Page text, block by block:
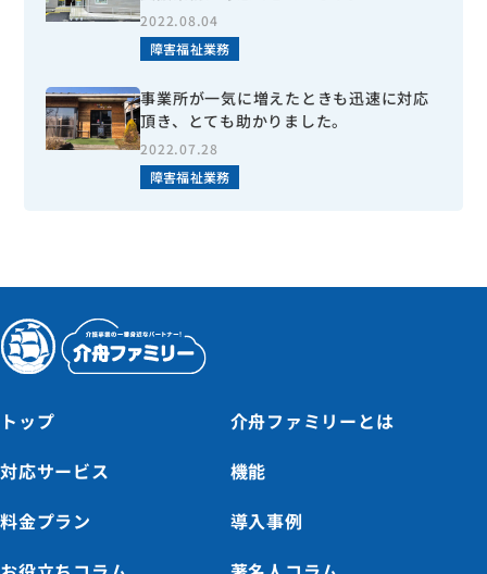
2022.08.04
障害福祉業務
事業所が一気に増えたときも迅速に対応
頂き、とても助かりました。
2022.07.28
障害福祉業務
トップ
介舟ファミリーとは
対応サービス
機能
料金プラン
導入事例